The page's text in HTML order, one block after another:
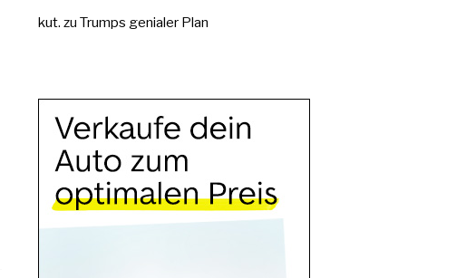
kut. zu Trumps genialer Plan